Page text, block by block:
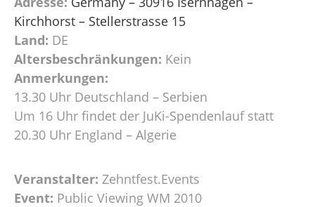
Kirchhorst – Stellerstrasse 15
Land: DE
Altersbeschränkungen: Kein
Anmerkungen:
13.30 Uhr Deutschland – Serbien
Um 16 Uhr findet der JuKi-Spendenlauf statt
20.30 Uhr England – Algerie
Veranstalter: Zehntfest.Events
Event: Public Viewing WM 2010